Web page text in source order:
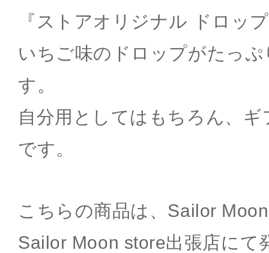
『ストアオリジナル ドロッ
いちご味のドロップがたっ
す。
自分用としてはもちろん、
です。
こちらの商品は、Sailor
Sailor Moon store出張店にて